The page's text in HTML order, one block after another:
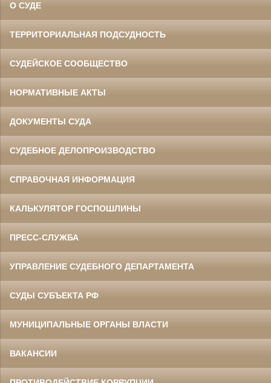
О СУДЕ
ТЕРРИТОРИАЛЬНАЯ ПОДСУДНОСТЬ
СУДЕЙСКОЕ СООБЩЕСТВО
НОРМАТИВНЫЕ АКТЫ
ДОКУМЕНТЫ СУДА
СУДЕБНОЕ ДЕЛОПРОИЗВОДСТВО
СПРАВОЧНАЯ ИНФОРМАЦИЯ
КАЛЬКУЛЯТОР ГОСПОШЛИНЫ
ПРЕСС-СЛУЖБА
УПРАВЛЕНИЕ СУДЕБНОГО ДЕПАРТАМЕНТА
СУДЫ СУБЪЕКТА РФ
МУНИЦИПАЛЬНЫЕ ОРГАНЫ ВЛАСТИ
ВАКАНСИИ